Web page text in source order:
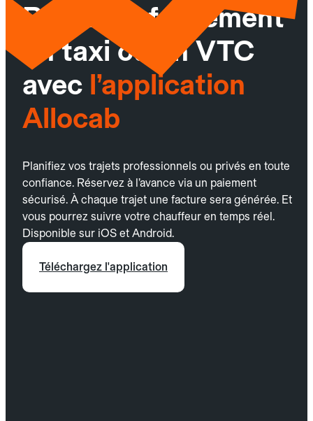
Réservez facilement
un taxi ou un VTC
avec l’application
Allocab
Planifiez vos trajets professionnels ou privés en toute
confiance. Réservez à l’avance via un paiement
sécurisé. À chaque trajet une facture sera générée. Et
vous pourrez suivre votre chauffeur en temps réel.
Disponible sur iOS et Android.
Téléchargez l'application